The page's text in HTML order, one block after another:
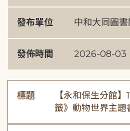
發布單位 中和大同圖
發佈時間 2026-08-03
標題
【永和保生分館
籤》動物世界主題